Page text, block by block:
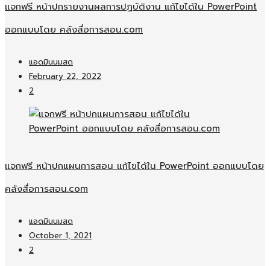
แจกฟรี หน้าปกรายงานผลการปฏบัติงาน แก้ไขได้ใน PowerPoint
ออกแบบโดย คลังสื่อการสอน.com
แอดมินนมสด
February 22, 2022
2
แจกฟรี หน้าปกแผนการสอน แก้ไขได้ใน PowerPoint ออกแบบโดย
คลังสื่อการสอน.com
แอดมินนมสด
October 1, 2021
2